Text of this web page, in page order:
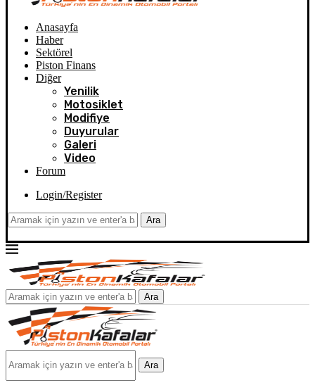
Anasayfa
Haber
Sektörel
Piston Finans
Diğer
Yenilik
Motosiklet
Modifiye
Duyurular
Galeri
Video
Forum
Login/Register
Ara
Ara
Ara